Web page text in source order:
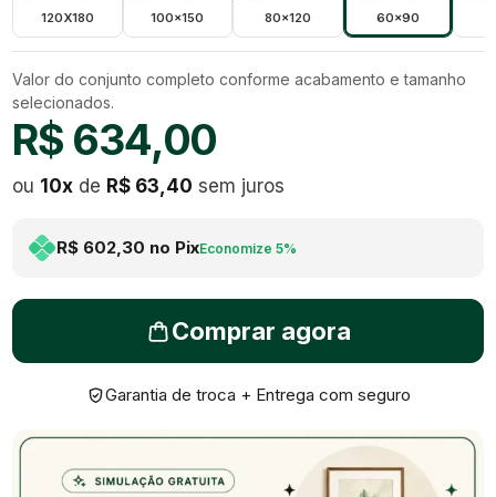
120X180 100x150 80x120 60x90
Valor do conjunto completo conforme acabamento e tamanho
selecionados.
R$ 634,00
ou 10x de R$ 63,40 sem juros
R$ 602,30 no PixEconomize 5%
Comprar agora
Garantia de troca + Entrega com seguro